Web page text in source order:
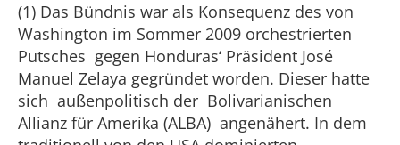
(1) Das Bündnis war als Konsequenz des von
Washington im Sommer 2009 orchestrierten
Putsches gegen Honduras‘ Präsident José
Manuel Zelaya gegründet worden. Dieser hatte
sich außenpolitisch der Bolivarianischen
Allianz für Amerika (ALBA) angenähert. In dem